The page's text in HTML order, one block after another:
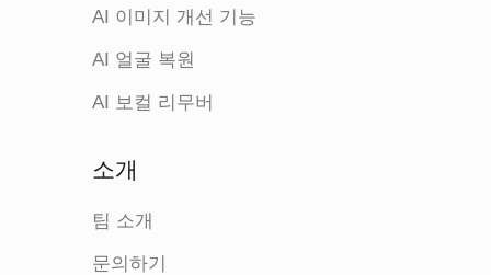
AI 이미지 개선 기능
AI 얼굴 복원
AI 보컬 리무버
소개
팀 소개
문의하기